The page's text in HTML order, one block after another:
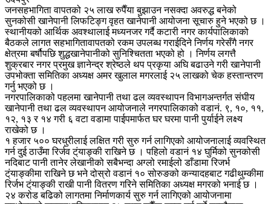
जनसहभागिता वापतको २५ लाख रुपैँया बुझाउन नसक्दा अवरुद्ध बनेको
सुनकोसी खानेपानी लिफटिङ्ग वृहत खानेपानी आयोजना सूचारु हुने भएको छ ।
स्थानीयको आर्थिक अवश्थालाई मध्यनजर गर्दै कटारी नगर कार्यपालिकाको
बैठकले लागत सहभागितावापतको रकम उपलब्ध गराईदिने निर्णय गरेसँगै नगर
क्षेत्रमा बर्षौपछि शुद्धखानेपानीको सुनिश्चितता भएको हो । निर्णय लगत्तै
शुक्रबार नगर प्रमुख ज्ञानेन्द्र श्रेष्ठले थप प्रकृया अघि बढाउने गरी खानेपानी
उपभोक्ता समितिका अध्यक्ष अमर खुलाल मगरलाई २५ लाखको चेक हस्तान्तरण
गर्नु भएको छ ।
नगरपालिकाको पहलमा खानेपानी तथा ढल व्यवस्थापन विभागअन्तर्गत संघीय
खानेपानी तथा ढल व्यवस्थापन आयोजनाले नगरपालिकाको वडानं. ९, १०, ११,
१२, १३ र १४ गरी ६ वटा वडामा पाईपमार्फत घर घरमा पानी पुर्याईने लक्ष्य
राखेको छ ।
१ हजार ५०० घरधुरीलाई लक्षित गरी सुरु गर्न लागिएको आयोजनालाई व्यवस्थित
गर्न दुई ठाउँमा रिर्जव ट्ंयाङ्की राखिने छ । पहिलो वडानं १४ घुर्मिको सुनकोसी
नदिबाट पानी तानेर लेखानीको सबैभन्दा अग्लो रमाईलो डाँडामा रिजर्भ
ट्ंयाङ्कीमा राखिने छ भने दोस्रो वडानं १० सोरुङको कन्यादहबाट गढीथुम्कीमा
रिर्जभ ट्ंयाङ्की राखी पानी वितरण गरिने समितिका अध्यक्ष मगरको भनाई छ ।
२४ करोड बढिको लागतमा निर्माणकार्य सुरु गर्न लागिएको आयोजनामा